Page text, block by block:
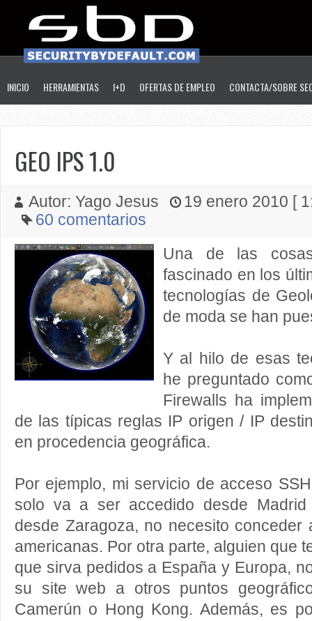
INICIO HERRAMIENTAS I+D OFERTAS DE EMPLEO CONTACTA/SOBRE
GEO IPS 1.0
Autor: Yago Jesus
19 enero 2010 [
60 comentarios
Una de las
fascinado en los
tecnologías de
de moda se han
Y al hilo de esas
he preguntado
Firewalls ha
de las típicas reglas IP origen / IP
en procedencia geográfica.
Por ejemplo, mi servicio de acceso
solo va a ser accedido desde
desde Zaragoza, no necesito
americanas. Por otra parte, alguien que
que sirva pedidos a España y Europa,
su site web a otros puntos
Camerún o Hong Kong. Además, es